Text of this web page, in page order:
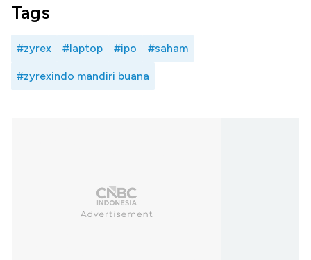
Tags
#zyrex #laptop #ipo #saham
#zyrexindo mandiri buana